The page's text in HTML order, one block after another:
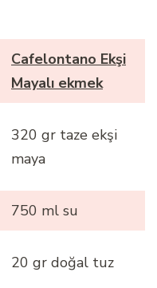
Cafelontano Ekşi
Mayalı ekmek
320 gr taze ekşi
maya
750 ml su
20 gr doğal tuz